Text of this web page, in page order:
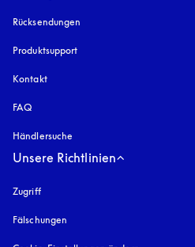
Rücksendungen
Produktsupport
Kontakt
FAQ
Händlersuche
Unsere Richtlinien
Zugrifföffnet sich in einem neuen Tab
Fälschungen